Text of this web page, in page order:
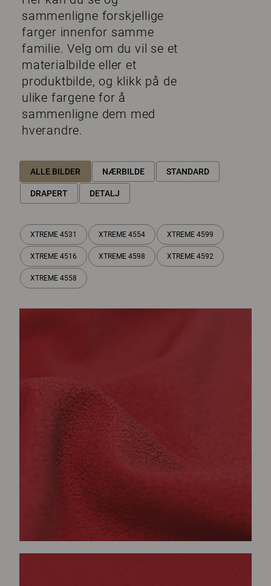
sammenligne forskjellige
farger innenfor samme
familie. Velg om du vil se et
materialbilde eller et
produktbilde, og klikk på de
ulike fargene for å
sammenligne dem med
hverandre.
ALLE BILDER NÆRBILDE STANDARD
DRAPERT DETALJ
XTREME 4531 XTREME 4554 XTREME 4599
XTREME 4516 XTREME 4598 XTREME 4592
XTREME 4558